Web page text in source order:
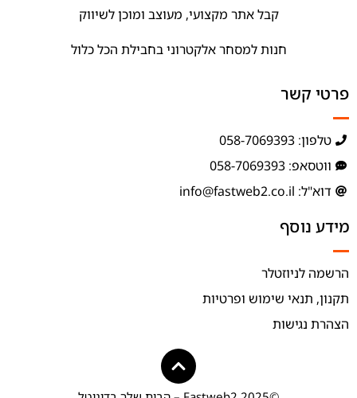
קבל אתר מקצועי, מעוצב ומוכן לשיווק
חנות למסחר אלקטרוני בחבילת הכל כלול
פרטי קשר
טלפון: 058-7069393
ווטסאפ: 058-7069393
דוא"ל: info@fastweb2.co.il
מידע נוסף
הרשמה לניוזטלר
תקנון, תנאי שימוש ופרטיות
הצהרת נגישות